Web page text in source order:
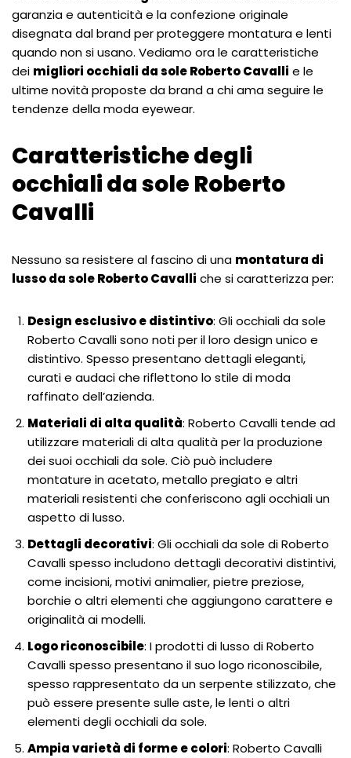
garanzia e autenticità e la confezione originale
disegnata dal brand per proteggere montatura e lenti
quando non si usano. Vediamo ora le caratteristiche
dei migliori occhiali da sole Roberto Cavalli e le
ultime novità proposte da brand a chi ama seguire le
tendenze della moda eyewear.
Caratteristiche degli
occhiali da sole Roberto
Cavalli
Nessuno sa resistere al fascino di una montatura di
lusso da sole Roberto Cavalli che si caratterizza per:
Design esclusivo e distintivo: Gli occhiali da sole
Roberto Cavalli sono noti per il loro design unico e
distintivo. Spesso presentano dettagli eleganti,
curati e audaci che riflettono lo stile di moda
raffinato dell’azienda.
Materiali di alta qualità: Roberto Cavalli tende ad
utilizzare materiali di alta qualità per la produzione
dei suoi occhiali da sole. Ciò può includere
montature in acetato, metallo pregiato e altri
materiali resistenti che conferiscono agli occhiali un
aspetto di lusso.
Dettagli decorativi: Gli occhiali da sole di Roberto
Cavalli spesso includono dettagli decorativi distintivi,
come incisioni, motivi animalier, pietre preziose,
borchie o altri elementi che aggiungono carattere e
originalità ai modelli.
Logo riconoscibile: I prodotti di lusso di Roberto
Cavalli spesso presentano il suo logo riconoscibile,
spesso rappresentato da un serpente stilizzato, che
può essere presente sulle aste, le lenti o altri
elementi degli occhiali da sole.
Ampia varietà di forme e colori: Roberto Cavalli